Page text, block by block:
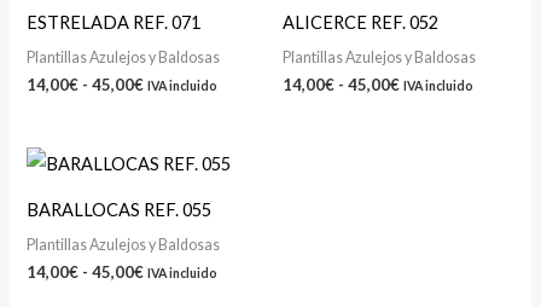
ESTRELADA REF. 071
Plantillas Azulejos y Baldosas
14,00€ - 45,00€
desde
14,00€
hasta
45,00€
IVA incluido
ALICERCE REF. 052
Plantillas Azulejos y Baldosas
14,00€ - 45,00€
desde
14,00€
hasta
45,00€
IVA incluido
BARALLOCAS REF. 055
Plantillas Azulejos y Baldosas
14,00€ - 45,00€
Rango
de
desde
14,00€
hasta
45,00€
IVA incluido